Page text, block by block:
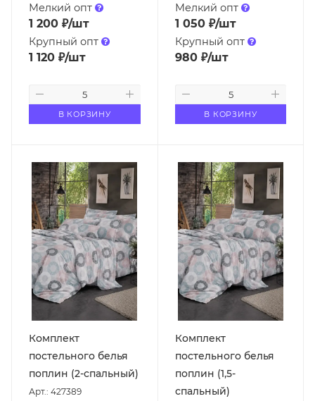
Мелкий опт
1 200 ₽/шт
Крупный опт
1 120 ₽/шт
В КОРЗИНУ
Мелкий опт
1 050₽/шт
Крупный опт
980₽/шт
В КОРЗИНУ
Комплект
постельного белья
поплин (2-спальный)
Арт.: 427389
Комплект
постельного белья
поплин (1,5-
спальный)